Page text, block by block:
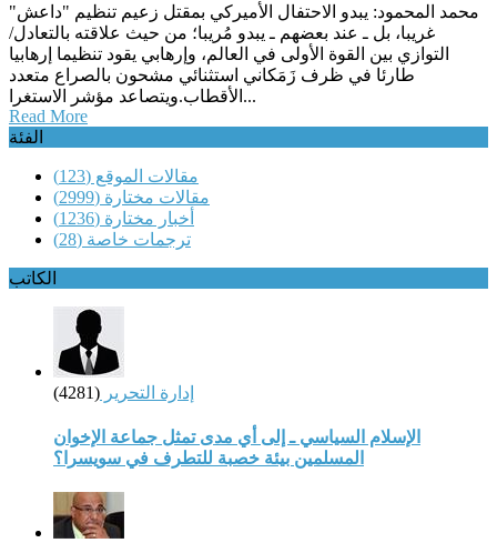
محمد المحمود: يبدو الاحتفال الأميركي بمقتل زعيم تنظيم "داعش"
غريبا، بل ـ عند بعضهم ـ يبدو مُريبا؛ من حيث علاقته بالتعادل/
التوازي بين القوة الأولى في العالم، وإرهابي يقود تنظيما إرهابيا
طارئا في ظرف زَمَكاني استثنائي مشحون بالصراع متعدد
الأقطاب.ويتصاعد مؤشر الاستغرا...
Read More
الفئة
مقالات الموقع (123)
مقالات مختارة (2999)
أخبار مختارة (1236)
ترجمات خاصة (28)
الكاتب
إدارة التحرير (4281)
الإسلام السياسي ـ إلى أي مدى تمثل جماعة الإخوان
المسلمين بيئة خصبة للتطرف في سويسرا؟